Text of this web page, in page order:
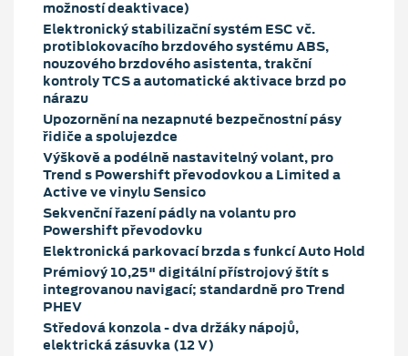
možností deaktivace)
Elektronický stabilizační systém ESC vč.
protiblokovacího brzdového systému ABS,
nouzového brzdového asistenta, trakční
kontroly TCS a automatické aktivace brzd po
nárazu
Upozornění na nezapnuté bezpečnostní pásy
řidiče a spolujezdce
Výškově a podélně nastavitelný volant, pro
Trend s Powershift převodovkou a Limited a
Active ve vinylu Sensico
Sekvenční řazení pádly na volantu pro
Powershift převodovku
Elektronická parkovací brzda s funkcí Auto Hold
Prémiový 10,25" digitální přístrojový štít s
integrovanou navigací; standardně pro Trend
PHEV
Středová konzola - dva držáky nápojů,
elektrická zásuvka (12 V)